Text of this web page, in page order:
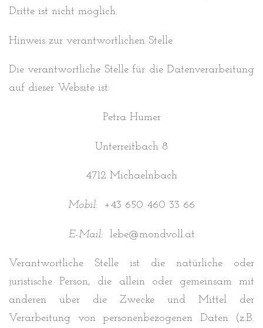
Dritte ist nicht möglich.
Hinweis zur verantwortlichen Stelle
Die verantwortliche Stelle für die Datenverarbeitung
auf dieser Website ist:
Petra Humer
Unterreitbach 8
4712 Michaelnbach
Mobil: +43 650 460 33 66
E-Mail:lebe@mondvoll.at
Verantwortliche Stelle ist die natürliche oder
juristische Person, die allein oder gemeinsam mit
anderen über die Zwecke und Mittel der
Verarbeitung von personenbezogenen Daten (z.B.